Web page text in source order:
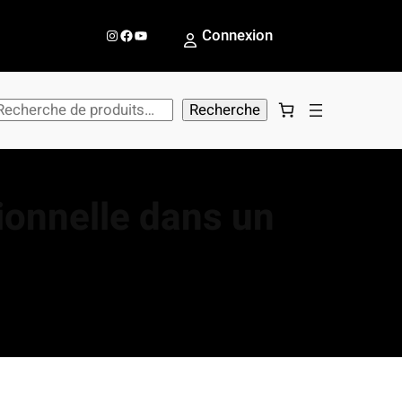
InstagramFacebook YouTube Connexion
Recherche